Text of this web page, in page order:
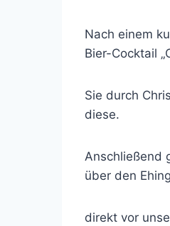
Nach einem
Bier-Cocktail
Sie durch
diese.
Anschließend
über den
direkt vor